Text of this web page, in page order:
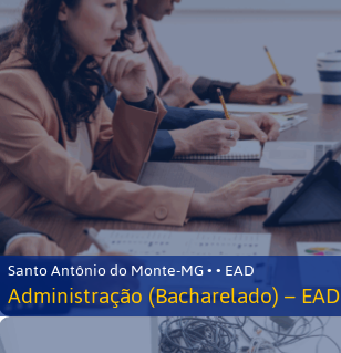
Santo Antônio do Monte-MG • • EAD
Administração (Bacharelado) – EAD